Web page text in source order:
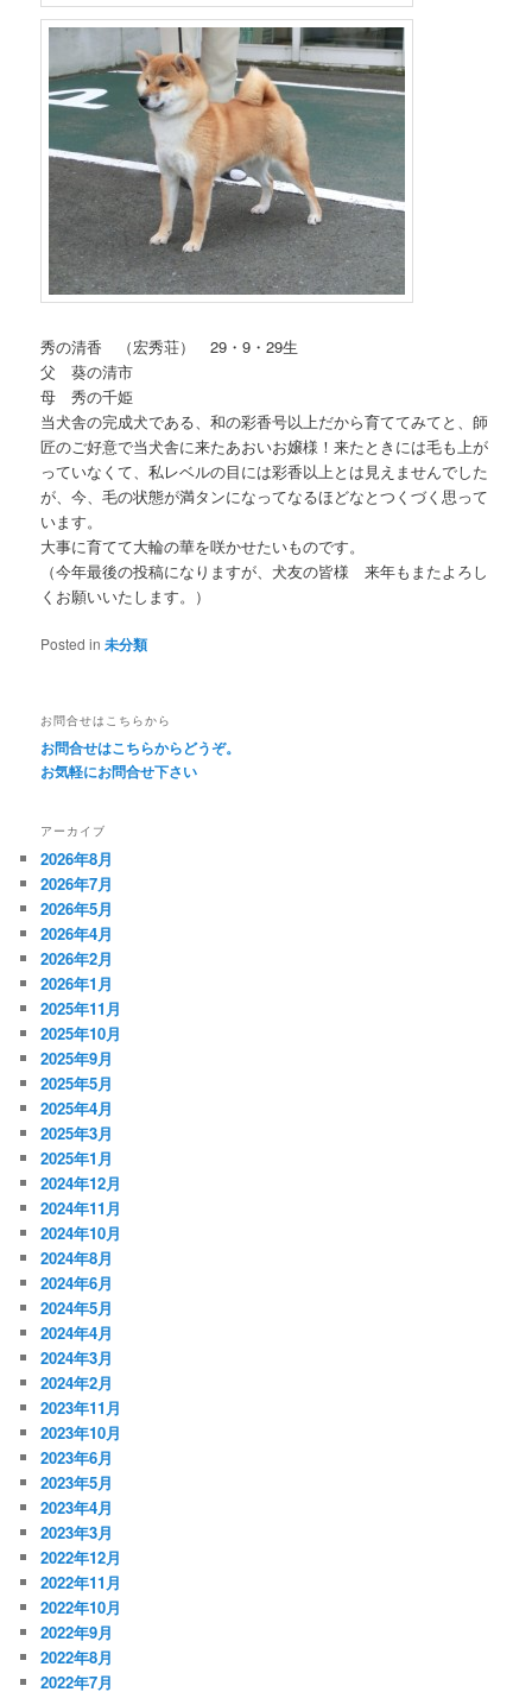
秀の清香 （宏秀荘） 29・9・29生
父 葵の清市
母 秀の千姫
当犬舎の完成犬である、和の彩香号以上だから育ててみてと、師
匠のご好意で当犬舎に来たあおいお嬢様！来たときには毛も上が
っていなくて、私レベルの目には彩香以上とは見えませんでした
が、今、毛の状態が満タンになってなるほどなとつくづく思って
います。
大事に育てて大輪の華を咲かせたいものです。
（今年最後の投稿になりますが、犬友の皆様 来年もまたよろし
くお願いいたします。）
Posted in 未分類
お問合せはこちらから
お問合せはこちらからどうぞ。
お気軽にお問合せ下さい
アーカイブ
2026年8月
2026年7月
2026年5月
2026年4月
2026年2月
2026年1月
2025年11月
2025年10月
2025年9月
2025年5月
2025年4月
2025年3月
2025年1月
2024年12月
2024年11月
2024年10月
2024年8月
2024年6月
2024年5月
2024年4月
2024年3月
2024年2月
2023年11月
2023年10月
2023年6月
2023年5月
2023年4月
2023年3月
2022年12月
2022年11月
2022年10月
2022年9月
2022年8月
2022年7月